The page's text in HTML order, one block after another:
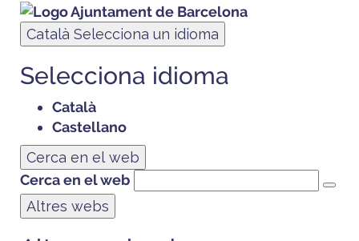
Català Selecciona un idioma
Selecciona idioma
Català
Castellano
Cerca en el web
Cerca en el web
Altres webs